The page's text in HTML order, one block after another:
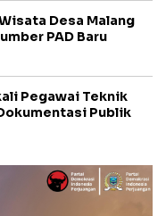
Desa Malang
PAD Baru
Pegawai Teknik
Publik